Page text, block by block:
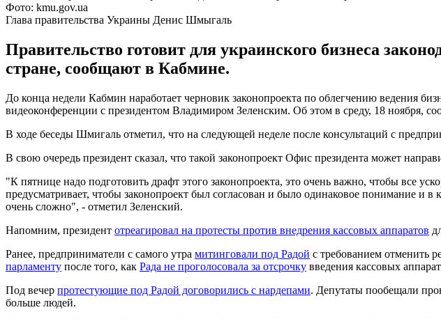
Фото: kmu.gov.ua
Глава правительства Украины Денис Шмыгаль
Правительство готовит для украинского бизнеса
стране, сообщают в Кабмине.
До конца недели Кабмин наработает черновик законопроекта по облегчению ведения
видеоконференции с президентом Владимиром Зеленским. Об этом в среду, 18 ноября,
В ходе беседы Шмигаль отметил, что на следующей неделе после консультаций с
В свою очередь президент сказал, что такой законопроект Офис президента может
"К пятнице надо подготовить драфт этого законопроекта, это очень важно, чтобы все
предусматривает, чтобы законопроект был согласован и было одинаковое понимание
очень сложно", - отметил Зеленский.
Напомним, президент отреагировал на протесты против внедрения кассовых аппаратов
Ранее, предприниматели с самого утра митинговали под Радой с требованием отменить
парламенту после того, как Рада не проголосовала за отсрочку введения кассовых
Под вечер протестующие под Радой договорились с нардепами. Депутаты пообещали
больше людей.